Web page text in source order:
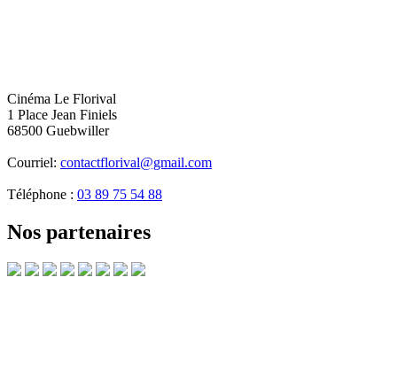
Cinéma Le Florival
1 Place Jean Finiels
68500 Guebwiller
Courriel: contactflorival@gmail.com
Téléphone : 03 89 75 54 88
Nos partenaires